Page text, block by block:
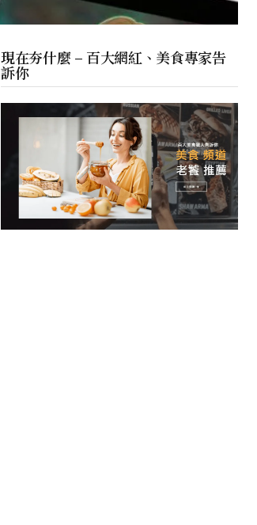
現在夯什麼 – 百大網紅、美食專家告
訴你